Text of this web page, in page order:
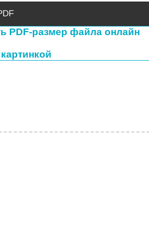
PDF-размер файла онлайн